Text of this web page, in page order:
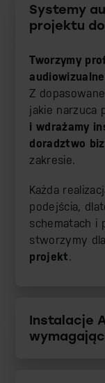
Systemy
projektu
Tworzymy
audiowizualne
Z
jakie narzuca
i wdrażamy
doradztwo
zakresie.
Każda
podejścia,
schematach i
stworzymy
projekt.
Instalacje